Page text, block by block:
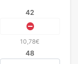
42
10,78€
48